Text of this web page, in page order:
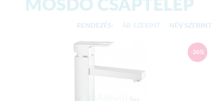
RENDEZÉS: ÁR SZERINT NÉV SZERINT
-36%